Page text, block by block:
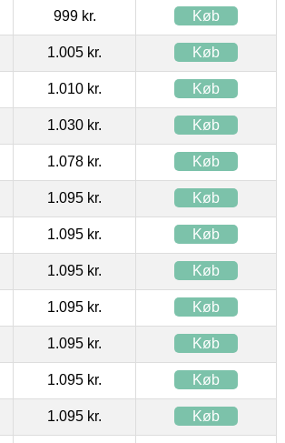
999 kr. Køb
1.005 kr. Køb
1.010 kr. Køb
1.030 kr. Køb
1.078 kr. Køb
1.095 kr. Køb
1.095 kr. Køb
1.095 kr. Køb
1.095 kr. Køb
1.095 kr. Køb
1.095 kr. Køb
1.095 kr. Køb